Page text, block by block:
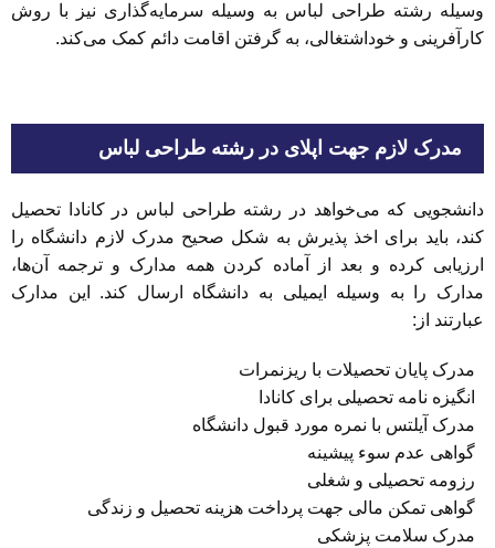
وسیله رشته طراحی لباس به وسیله سرمایه‌گذاری نیز با روش
کارآفرینی و خوداشتغالی، به گرفتن اقامت دائم کمک می‌کند.
مدرک لازم جهت اپلای در رشته طراحی لباس
دانشجویی که می‌خواهد در رشته طراحی لباس در کانادا تحصیل
کند، باید برای اخذ پذیرش به شکل صحیح مدرک لازم دانشگاه را
ارزیابی کرده و بعد از آماده کردن همه مدارک و ترجمه آن‌ها،
مدارک را به وسیله ایمیلی به دانشگاه ارسال کند. این مدارک
عبارتند از:
مدرک پایان تحصیلات با ریزنمرات
انگیزه نامه تحصیلی برای کانادا
مدرک آیلتس با نمره مورد قبول دانشگاه
گواهی ‌عدم سوء پیشینه
رزومه تحصیلی و شغلی
گواهی تمکن مالی جهت پرداخت هزینه تحصیل و زندگی
مدرک سلامت پزشکی